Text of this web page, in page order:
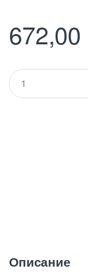
672,00
Q
u
a
Описание